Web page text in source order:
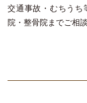
交通事故・むちうち
院・整骨院までご相